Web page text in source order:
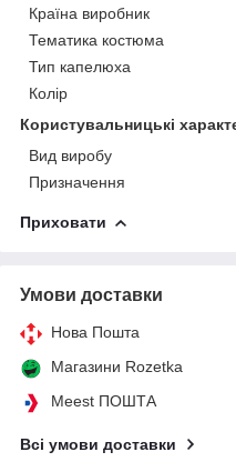
Країна виробник
Тематика костюма
Тип капелюха
Колір
Користувальницькі
Вид виробу
Призначення
Приховати
Умови доставки
Нова Пошта
Магазини Rozetka
Meest ПОШТА
Всі умови доставки